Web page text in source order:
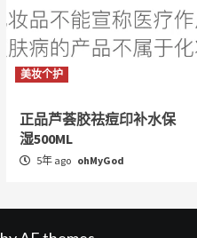
美妆个护
正品芦荟胶祛痘印补水保
湿500ML
5年 ago ohMyGod